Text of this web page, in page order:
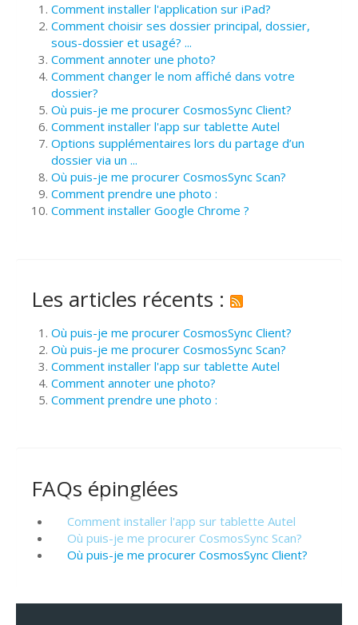
Comment installer l'application sur iPad?
Comment choisir ses dossier principal, dossier,
sous-dossier et usagé? ...
Comment annoter une photo?
Comment changer le nom affiché dans votre
dossier?
Où puis-je me procurer CosmosSync Client?
Comment installer l'app sur tablette Autel
Options supplémentaires lors du partage d’un
dossier via un ...
Où puis-je me procurer CosmosSync Scan?
Comment prendre une photo :
Comment installer Google Chrome ?
Les articles récents :
Où puis-je me procurer CosmosSync Client?
Où puis-je me procurer CosmosSync Scan?
Comment installer l'app sur tablette Autel
Comment annoter une photo?
Comment prendre une photo :
FAQs épinglées
Comment installer l'app sur tablette Autel
Où puis-je me procurer CosmosSync Scan?
Où puis-je me procurer CosmosSync Client?